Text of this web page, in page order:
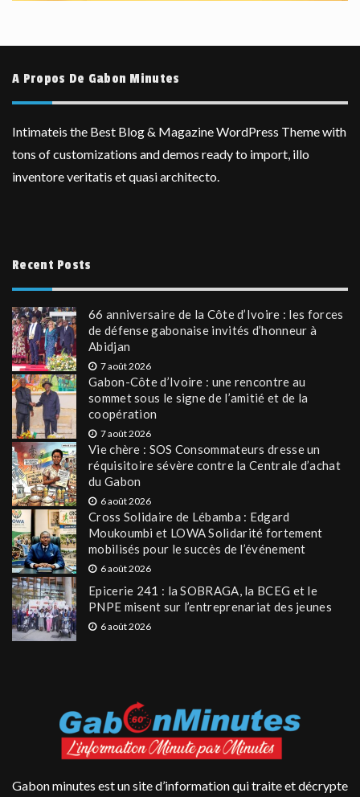
A Propos De Gabon Minutes
Intimateis the Best Blog & Magazine WordPress Theme with
tons of customizations and demos ready to import, illo
inventore veritatis et quasi architecto.
Recent Posts
66 anniversaire de la Côte d’Ivoire : les forces
de défense gabonaise invités d’honneur à
Abidjan
7 août 2026
Gabon-Côte d’Ivoire : une rencontre au
sommet sous le signe de l’amitié et de la
coopération
7 août 2026
Vie chère : SOS Consommateurs dresse un
réquisitoire sévère contre la Centrale d’achat
du Gabon
6 août 2026
Cross Solidaire de Lébamba : Edgard
Moukoumbi et LOWA Solidarité fortement
mobilisés pour le succès de l’événement
6 août 2026
Epicerie 241 : la SOBRAGA, la BCEG et le
PNPE misent sur l’entreprenariat des jeunes
6 août 2026
Gabon minutes est un site d’information qui traite et décrypte